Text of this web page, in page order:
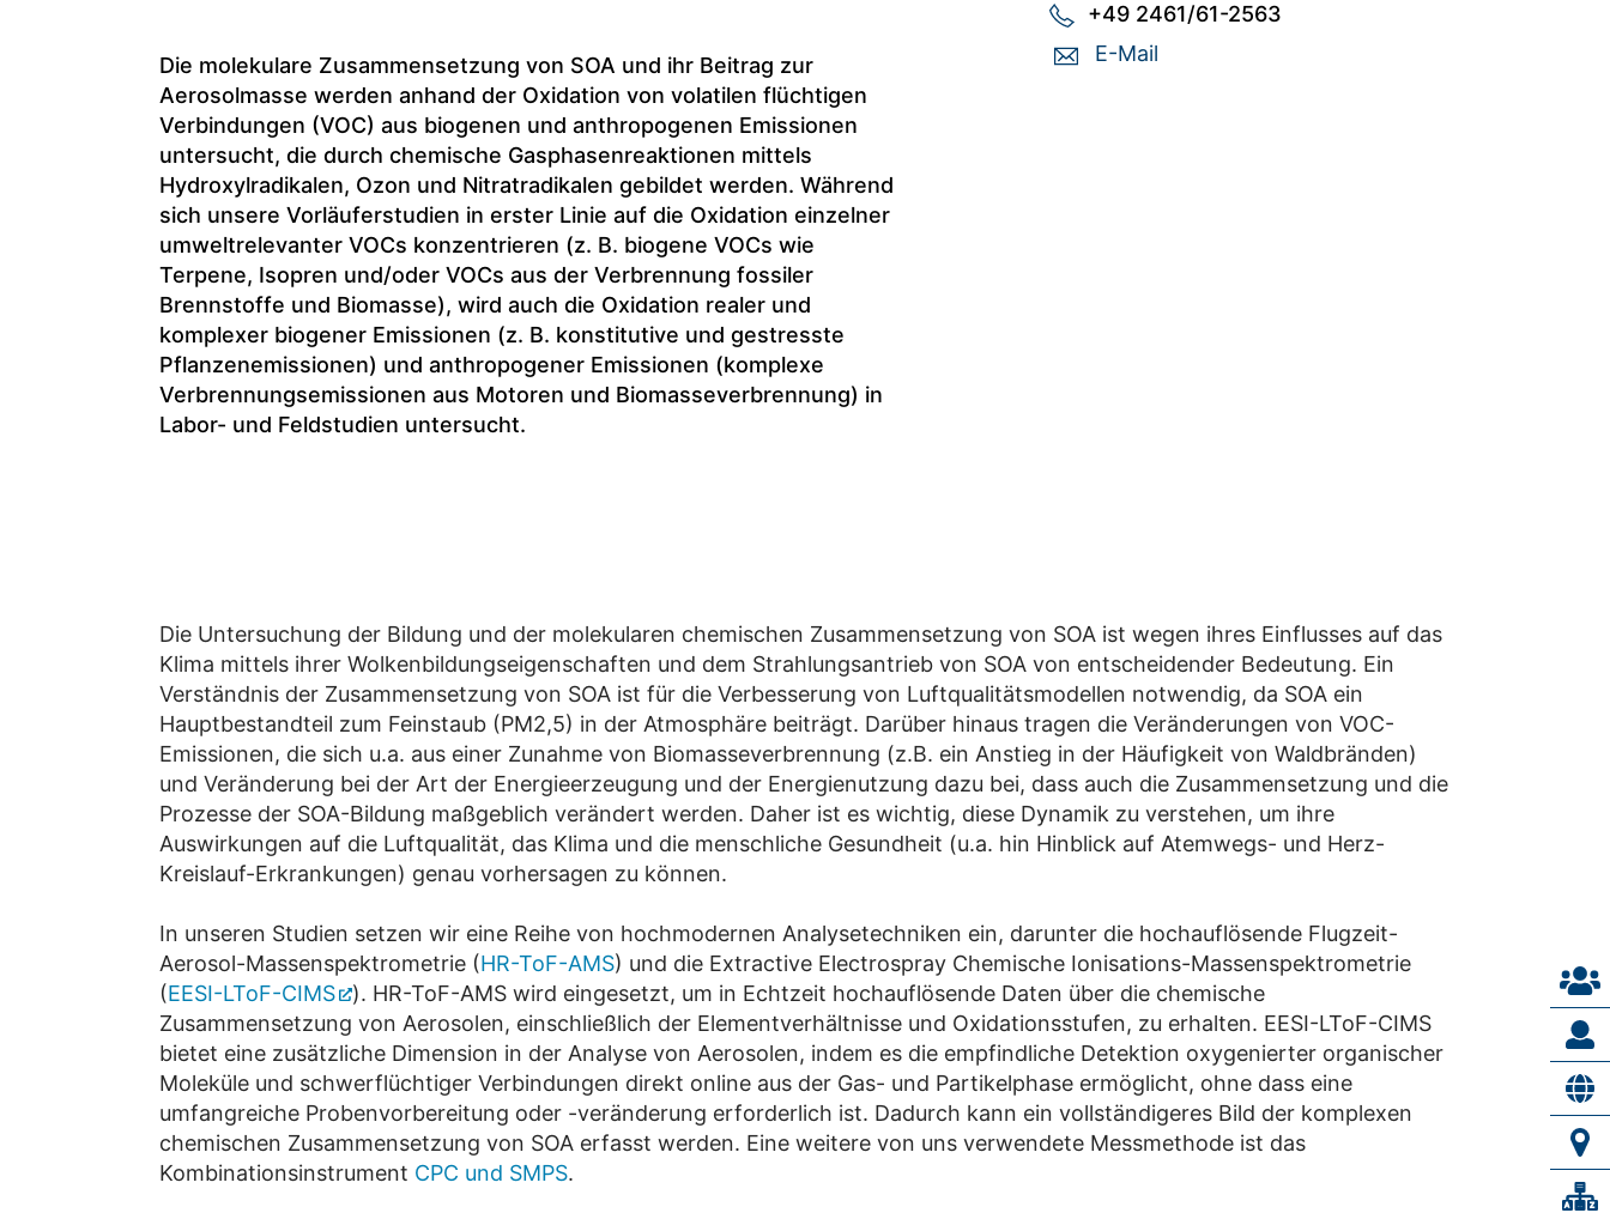
Die molekulare Zusammensetzung von SOA und ihr Beitrag zur
Aerosolmasse werden anhand der Oxidation von volatilen flüchtigen
Verbindungen (VOC) aus biogenen und anthropogenen Emissionen
untersucht, die durch chemische Gasphasenreaktionen mittels
Hydroxylradikalen, Ozon und Nitratradikalen gebildet werden. Während
sich unsere Vorläuferstudien in erster Linie auf die Oxidation einzelner
umweltrelevanter VOCs konzentrieren (z. B. biogene VOCs wie
Terpene, Isopren und/oder VOCs aus der Verbrennung fossiler
Brennstoffe und Biomasse), wird auch die Oxidation realer und
komplexer biogener Emissionen (z. B. konstitutive und gestresste
Pflanzenemissionen) und anthropogener Emissionen (komplexe
Verbrennungsemissionen aus Motoren und Biomasseverbrennung) in
Labor- und Feldstudien untersucht.
+49 2461/61-2563
E-Mail
Die Untersuchung der Bildung und der molekularen chemischen Zusammensetzung von SOA ist wegen ihres Einflusses auf das
Klima mittels ihrer Wolkenbildungseigenschaften und dem Strahlungsantrieb von SOA von entscheidender Bedeutung. Ein
Verständnis der Zusammensetzung von SOA ist für die Verbesserung von Luftqualitätsmodellen notwendig, da SOA ein
Hauptbestandteil zum Feinstaub (PM2,5) in der Atmosphäre beiträgt. Darüber hinaus tragen die Veränderungen von VOC-
Emissionen, die sich u.a. aus einer Zunahme von Biomasseverbrennung (z.B. ein Anstieg in der Häufigkeit von Waldbränden)
und Veränderung bei der Art der Energieerzeugung und der Energienutzung dazu bei, dass auch die Zusammensetzung und die
Prozesse der SOA-Bildung maßgeblich verändert werden. Daher ist es wichtig, diese Dynamik zu verstehen, um ihre
Auswirkungen auf die Luftqualität, das Klima und die menschliche Gesundheit (u.a. hin Hinblick auf Atemwegs- und Herz-
Kreislauf-Erkrankungen) genau vorhersagen zu können.
In unseren Studien setzen wir eine Reihe von hochmodernen Analysetechniken ein, darunter die hochauflösende Flugzeit-
Aerosol-Massenspektrometrie (HR-ToF-AMS) und die Extractive Electrospray Chemische Ionisations-Massenspektrometrie
(EESI-LToF-CIMS
). HR-ToF-AMS wird eingesetzt, um in Echtzeit hochauflösende Daten über die chemische
Zusammensetzung von Aerosolen, einschließlich der Elementverhältnisse und Oxidationsstufen, zu erhalten. EESI-LToF-CIMS
bietet eine zusätzliche Dimension in der Analyse von Aerosolen, indem es die empfindliche Detektion oxygenierter organischer
Moleküle und schwerflüchtiger Verbindungen direkt online aus der Gas- und Partikelphase ermöglicht, ohne dass eine
umfangreiche Probenvorbereitung oder -veränderung erforderlich ist. Dadurch kann ein vollständigeres Bild der komplexen
chemischen Zusammensetzung von SOA erfasst werden. Eine weitere von uns verwendete Messmethode ist das
Kombinationsinstrument CPC und SMPS.